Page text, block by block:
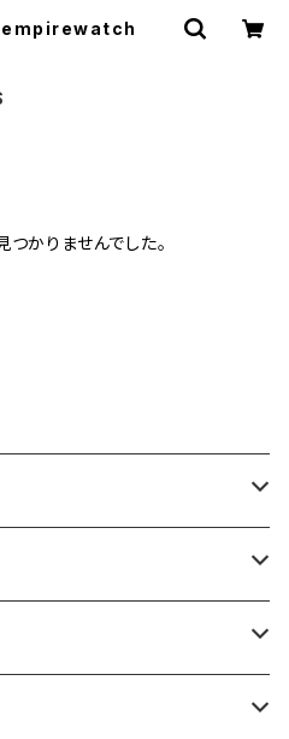
empirewatch
かりませんでした。